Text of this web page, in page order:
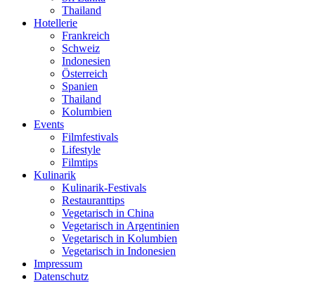
Thailand
Hotellerie
Frankreich
Schweiz
Indonesien
Österreich
Spanien
Thailand
Kolumbien
Events
Filmfestivals
Lifestyle
Filmtips
Kulinarik
Kulinarik-Festivals
Restauranttips
Vegetarisch in China
Vegetarisch in Argentinien
Vegetarisch in Kolumbien
Vegetarisch in Indonesien
Impressum
Datenschutz